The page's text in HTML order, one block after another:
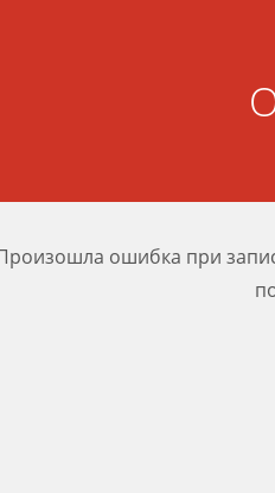
ошибка при